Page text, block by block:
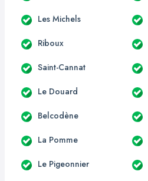
Les Michels
Riboux
Saint-Cannat
Le Douard
Belcodène
La Pomme
Le Pigeonnier